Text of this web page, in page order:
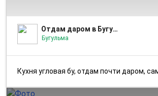
Отдам даром в Бугульме
Бугульма
Кухня угловая бу, отдам почти даром,